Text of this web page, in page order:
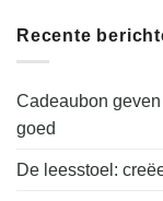
Recente
Cadeaubon
goed
De leesstoel: